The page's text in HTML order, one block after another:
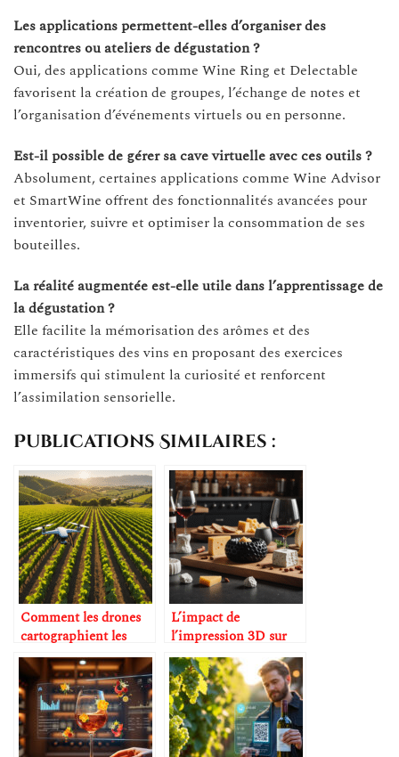
Les applications permettent-elles d’organiser des
rencontres ou ateliers de dégustation ?
Oui, des applications comme Wine Ring et Delectable
favorisent la création de groupes, l’échange de notes et
l’organisation d’événements virtuels ou en personne.
Est-il possible de gérer sa cave virtuelle avec ces outils ?
Absolument, certaines applications comme Wine Advisor
et SmartWine offrent des fonctionnalités avancées pour
inventorier, suivre et optimiser la consommation de ses
bouteilles.
La réalité augmentée est-elle utile dans l’apprentissage de
la dégustation ?
Elle facilite la mémorisation des arômes et des
caractéristiques des vins en proposant des exercices
immersifs qui stimulent la curiosité et renforcent
l’assimilation sensorielle.
Publications Similaires :
Comment les drones
cartographient les
vignobles en 3D
L’impact de
l’impression 3D sur
les accessoires de
dégustation